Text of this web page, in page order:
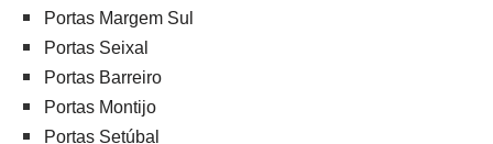
Portas Margem Sul
Portas Seixal
Portas Barreiro
Portas Montijo
Portas Setúbal